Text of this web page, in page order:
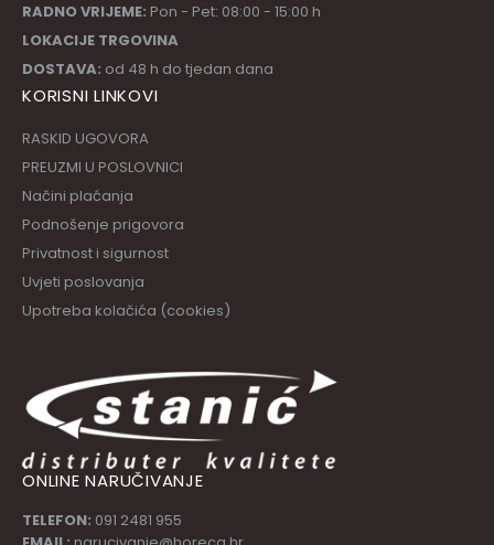
RADNO VRIJEME: Pon - Pet: 08:00 - 15:00 h
LOKACIJE TRGOVINA
DOSTAVA: od 48 h do tjedan dana
KORISNI LINKOVI
RASKID UGOVORA
PREUZMI U POSLOVNICI
Načini plaćanja
Podnošenje prigovora
Privatnost i sigurnost
Uvjeti poslovanja
Upotreba kolačića (cookies)
ONLINE NARUČIVANJE
TELEFON: 091 2481 955